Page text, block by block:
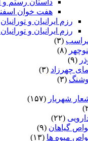
داستان رستم و
هفت خوان
رزم ایرانیان و تورانیان
رزم ایرانیان و
(۳)
(۸)
(۹)
چهرزاد (۳)
(۳)
شهریار (۱۵۷)
(۲۲)
گیاهان (۹)
میوه ها (۱۳)